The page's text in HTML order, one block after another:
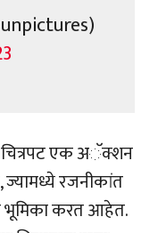
चित्रपट एक अॅक्शन
रजनीकांत
करत आहेत.